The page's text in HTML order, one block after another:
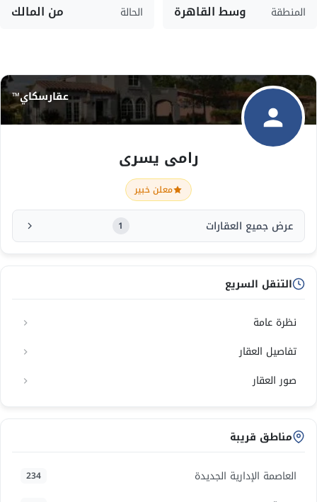
المنطقة وسط القاهرة الحالة من المالك
عقارسكاي™
رامى يسرى
معلن خبير
عرض جميع العقارات 1
التنقل السريع
نظرة عامة
تفاصيل العقار
صور العقار
مناطق قريبة
العاصمة الإدارية الجديدة 234